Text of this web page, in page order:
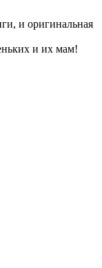
и оригинальная
и их мам!